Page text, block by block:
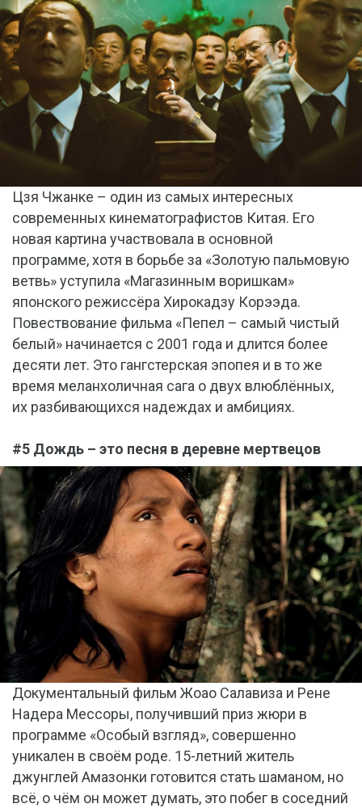
Цзя Чжанке – один из самых интересных
современных кинематографистов Китая. Его
новая картина участвовала в основной
программе, хотя в борьбе за «Золотую пальмовую
ветвь» уступила «Магазинным воришкам»
японского режиссёра Хирокадзу Корээда.
Повествование фильма «Пепел – самый чистый
белый» начинается с 2001 года и длится более
десяти лет. Это гангстерская эпопея и в то же
время меланхоличная сага о двух влюблённых,
их разбивающихся надеждах и амбициях.
#5 Дождь – это песня в деревне мертвецов
Документальный фильм Жоао Салавиза и Рене
Надера Мессоры, получивший приз жюри в
программе «Особый взгляд», совершенно
уникален в своём роде. 15-летний житель
джунглей Амазонки готовится стать шаманом, но
всё, о чём он может думать, это побег в соседний